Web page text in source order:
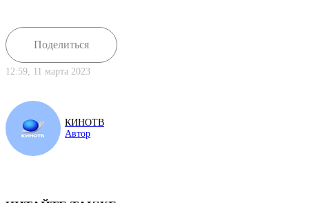
Поделиться
12:59, 11 марта 2023
КИНОТВ
Автор